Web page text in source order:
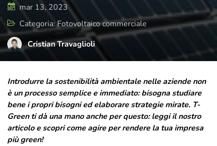
mar 13, 2023
Categoria: Fotovoltaico commerciale
Cristian Travaglioli
Introdurre la sostenibilità ambientale nelle aziende non
è un processo semplice e immediato: bisogna studiare
bene i propri bisogni ed elaborare strategie mirate. T-
Green ti dà una mano anche per questo: leggi il nostro
articolo e scopri come agire per rendere la tua impresa
più green!
di cura e attenzione, rispecchia il presente
e il futuro di T-Green, ma sempre con uno
sguardo rivolto a dove tutto è iniziato.